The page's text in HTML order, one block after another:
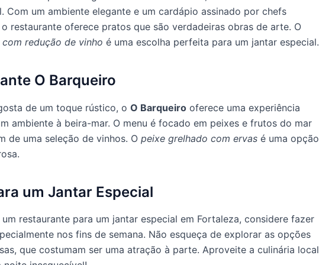
Com um ambiente elegante e um cardápio assinado por chefs
restaurante oferece pratos que são verdadeiras obras de arte. O
redução de vinho é uma escolha perfeita para um jantar especial.
O Barqueiro
de um toque rústico, o O Barqueiro oferece uma experiência
ambiente à beira-mar. O menu é focado em peixes e frutos do mar
de uma seleção de vinhos. O peixe grelhado com ervas é uma opção
um Jantar Especial
restaurante para um jantar especial em Fortaleza, considere fazer
nos fins de semana. Não esqueça de explorar as opções
que costumam ser uma atração à parte. Aproveite a culinária local